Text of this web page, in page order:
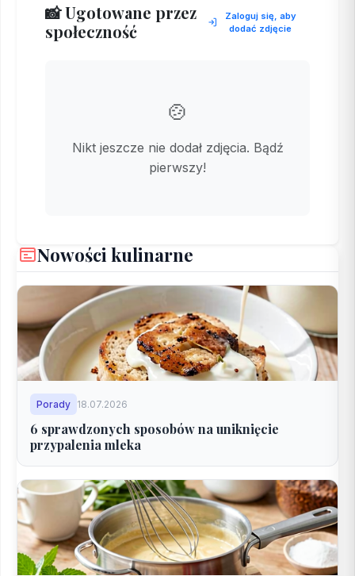
📸 Ugotowane przez
społeczność
Zaloguj się, aby
dodać zdjęcie
🍲
Nikt jeszcze nie dodał zdjęcia. Bądź
pierwszy!
Nowości kulinarne
Porady 18.07.2026
6 sprawdzonych sposobów na uniknięcie
przypalenia mleka